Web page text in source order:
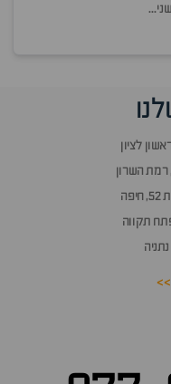
רמת השרון